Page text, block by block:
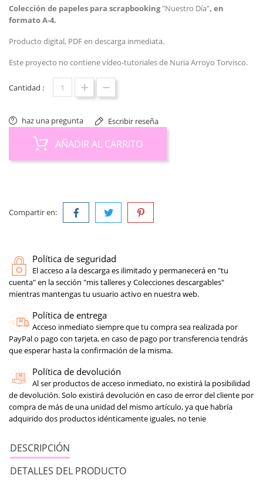
Colección de papeles para scrapbooking"Nuestro Día", en
formato A-4.
Producto digital, PDF en descarga inmediata.
Este proyecto no contiene vídeo-tutoriales de Nuria Arroyo Torvisco.
Cantidad :
haz una pregunta Escribir reseña
AÑADIR AL CARRITO
Compartir en:
Política de seguridad
El acceso a la descarga es ilimitado y permanecerá en "tu
cuenta" en la sección "mis talleres y Colecciones descargables"
mientras mantengas tu usuario activo en nuestra web.
Política de entrega
Acceso inmediato siempre que tu compra sea realizada por
PayPal o pago con tarjeta, en caso de pago por transferencia tendrás
que esperar hasta la confirmación de la misma.
Política de devolución
Al ser productos de acceso inmediato, no existirá la posibilidad
de devolución. Solo existirá devolución en caso de error del cliente por
compra de más de una unidad del mismo artículo, ya que habría
adquirido dos productos idénticamente iguales, no tenie
DESCRIPCIÓN
DETALLES DEL PRODUCTO